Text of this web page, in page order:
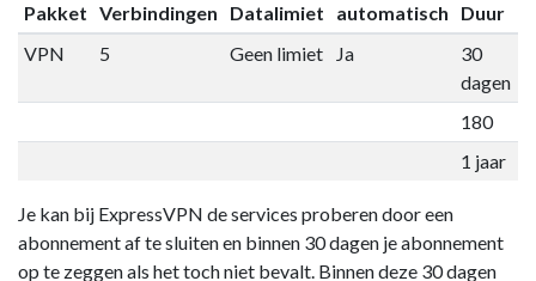
Pakket Verbindingen Datalimiet
automatisch
Duur
VPN
5 Geen limiet Ja
30
dagen
180
1 jaar
Je kan bij ExpressVPN de services proberen door een
abonnement af te sluiten en binnen 30 dagen je abonnement
op te zeggen als het toch niet bevalt. Binnen deze 30 dagen